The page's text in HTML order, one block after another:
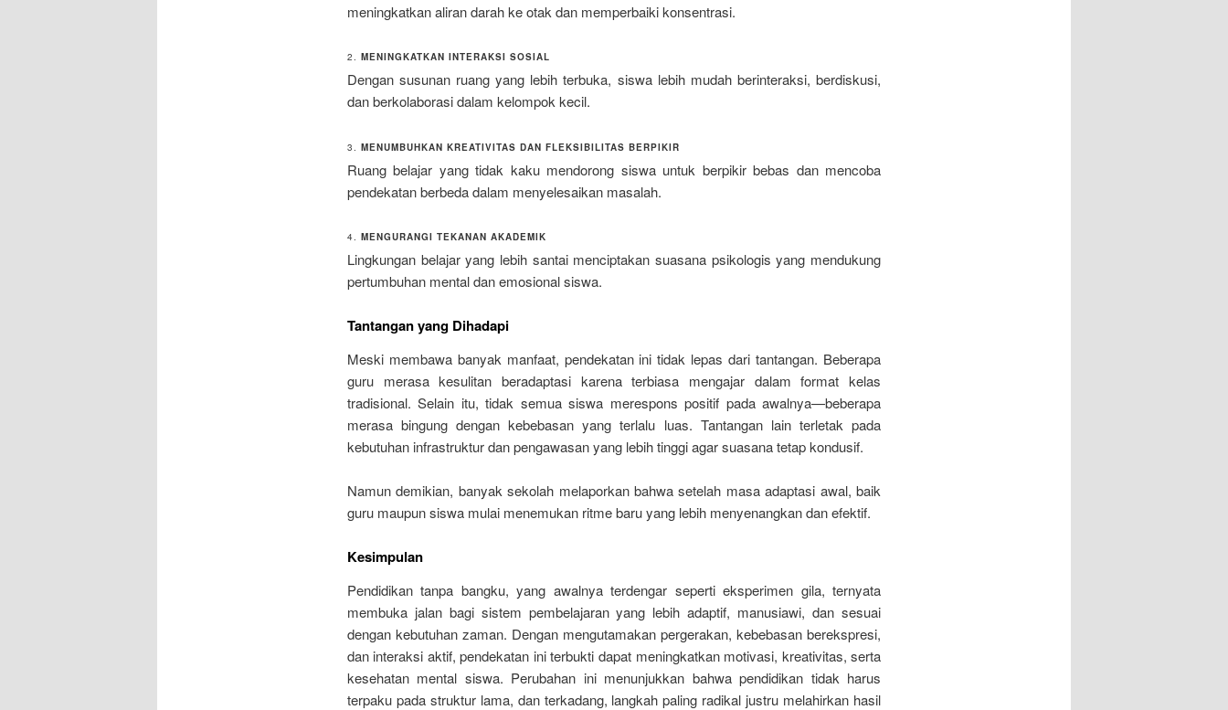
meningkatkan aliran darah ke otak dan memperbaiki konsentrasi.
2. MENINGKATKAN INTERAKSI SOSIAL
Dengan susunan ruang yang lebih terbuka, siswa lebih mudah berinteraksi, berdiskusi,
dan berkolaborasi dalam kelompok kecil.
3. MENUMBUHKAN KREATIVITAS DAN FLEKSIBILITAS BERPIKIR
Ruang belajar yang tidak kaku mendorong siswa untuk berpikir bebas dan mencoba
pendekatan berbeda dalam menyelesaikan masalah.
4. MENGURANGI TEKANAN AKADEMIK
Lingkungan belajar yang lebih santai menciptakan suasana psikologis yang mendukung
pertumbuhan mental dan emosional siswa.
Tantangan yang Dihadapi
Meski membawa banyak manfaat, pendekatan ini tidak lepas dari tantangan. Beberapa
guru merasa kesulitan beradaptasi karena terbiasa mengajar dalam format kelas
tradisional. Selain itu, tidak semua siswa merespons positif pada awalnya—beberapa
merasa bingung dengan kebebasan yang terlalu luas. Tantangan lain terletak pada
kebutuhan infrastruktur dan pengawasan yang lebih tinggi agar suasana tetap kondusif.
Namun demikian, banyak sekolah melaporkan bahwa setelah masa adaptasi awal, baik
guru maupun siswa mulai menemukan ritme baru yang lebih menyenangkan dan efektif.
Kesimpulan
Pendidikan tanpa bangku, yang awalnya terdengar seperti eksperimen gila, ternyata
membuka jalan bagi sistem pembelajaran yang lebih adaptif, manusiawi, dan sesuai
dengan kebutuhan zaman. Dengan mengutamakan pergerakan, kebebasan berekspresi,
dan interaksi aktif, pendekatan ini terbukti dapat meningkatkan motivasi, kreativitas, serta
kesehatan mental siswa. Perubahan ini menunjukkan bahwa pendidikan tidak harus
terpaku pada struktur lama, dan terkadang, langkah paling radikal justru melahirkan hasil